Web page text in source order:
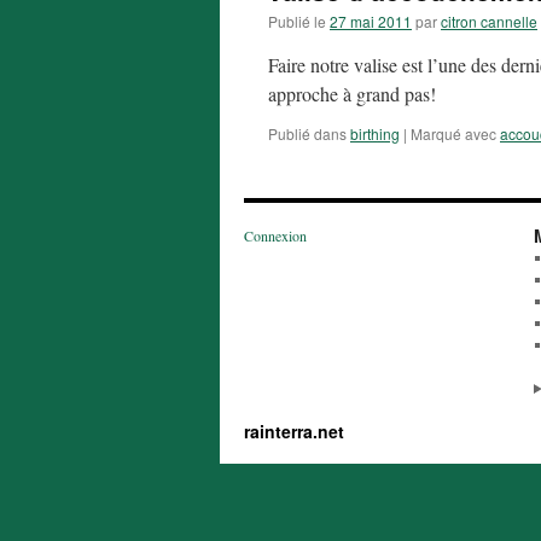
Publié le 27 mai 2011 parcitron cannelle
Faire notre valise est l’une des
approche à grand pas!
Publié dansbirthing | Marqué avec
Connexion
rainterra.net